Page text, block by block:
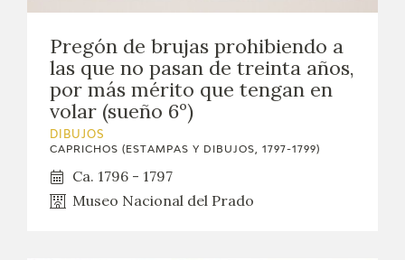
BIOGRAFÍA
CRONOLOGÍA
EL VIAJE DE GOYA
CATÁLOGO
Pregón de brujas prohibiendo a
las que no pasan de treinta años,
por más mérito que tengan en
volar (sueño 6º)
DIBUJOS
CAPRICHOS (ESTAMPAS Y DIBUJOS, 1797-1799)
Ca. 1796 - 1797
Museo Nacional del Prado